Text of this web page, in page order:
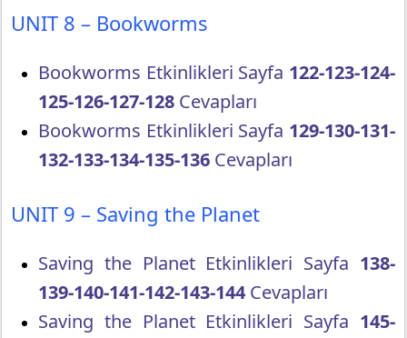
UNIT 8 – Bookworms
Bookworms Etkinlikleri Sayfa 122-123-124-
125-126-127-128 Cevapları
Bookworms Etkinlikleri Sayfa 129-130-131-
132-133-134-135-136 Cevapları
UNIT 9 – Saving the Planet
Saving the Planet Etkinlikleri Sayfa 138-
139-140-141-142-143-144 Cevapları
Saving the Planet Etkinlikleri Sayfa 145-